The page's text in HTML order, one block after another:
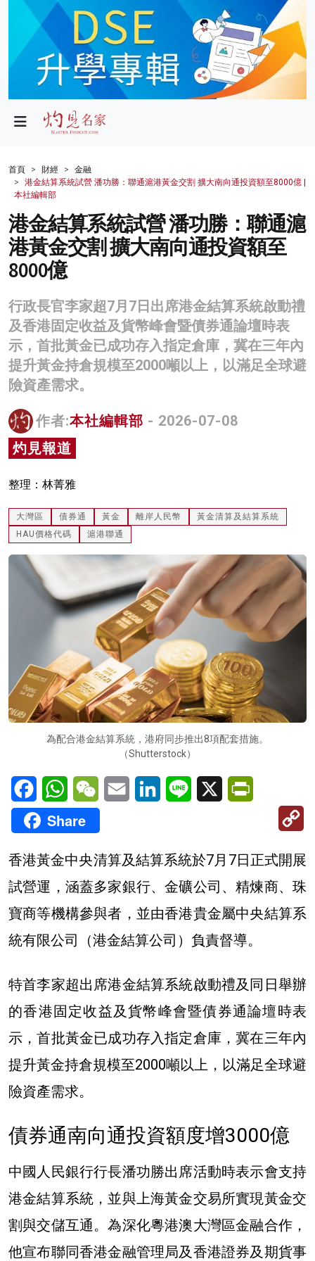
政局
財經
生活
健康
商業
科技
影片
名家榜
灼見活動
關於我們
首頁 財經
金融
港金結算系統試營 潘功勝：聯通滬港黃金交割 擴大南向通投資額至8000億 |
本社編輯部
港金結算系統試營 潘功勝：聯通滬
港黃金交割 擴大南向通投資額至
8000億
行政長官李家超7月7日出席港金結算系統啟動禮
及香港固定收益及貨幣峰會暨債券通論壇時表
示，首批黃金已成功存入指定倉庫，冀在三年內
提升黃金持倉規模至2000噸以上，以滿足全球避
險資產需求。
作者:本社編輯部 - 2026-07-08
灼見報道
整理：林菁雅
大灣區 債券通 黃金 離岸人民幣
黃金清算及結算系統
HAU價格代碼
滬港聯通
為配合港金結算系統，港府同步推出8項配套措施。
（Shutterstock）
FacebookWhatsAppWeChatEmail LinkedInLine X
Share
香港黃金中央清算及結算系統於7月7日正式開展
試營運，涵蓋多家銀行、金礦公司、精煉商、珠
寶商等機構參與者，並由香港貴金屬中央結算系
統有限公司（港金結算公司）負責督導。
特首李家超出席港金結算系統啟動禮及同日舉辦
的香港固定收益及貨幣峰會暨債券通論壇時表
示，首批黃金已成功存入指定倉庫，冀在三年內
提升黃金持倉規模至2000噸以上，以滿足全球避
險資產需求。
債券通南向通投資額度增3000億
中國人民銀行行長潘功勝出席活動時表示會支持
港金結算系統，並與上海黃金交易所實現黃金交
割與交儲互通。為深化粵港澳大灣區金融合作，
他宣布聯同香港金融管理局及香港證券及期貨事